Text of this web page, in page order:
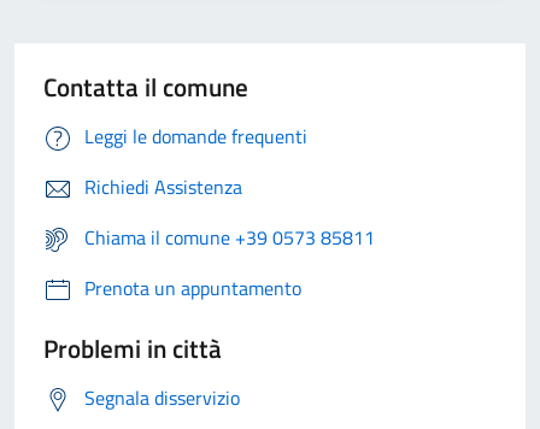
Contatta il comune
Leggi le domande frequenti
Richiedi Assistenza
Chiama il comune +39 0573 85811
Prenota un appuntamento
Problemi in città
Segnala disservizio